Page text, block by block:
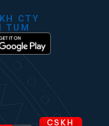
CTY
TUM
CSKH